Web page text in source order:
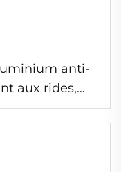
anti-
aux rides,
des repas